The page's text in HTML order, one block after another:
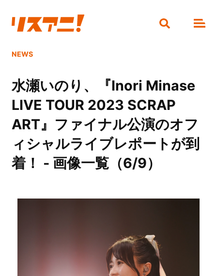
NEWS
水瀬いのり、『Inori Minase
LIVE TOUR 2023 SCRAP
ART』ファイナル公演のオフ
ィシャルライブレポートが到
着！ - 画像一覧（6/9）